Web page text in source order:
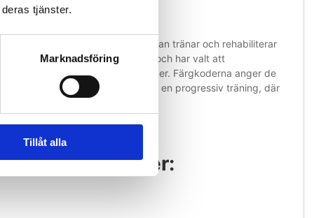
tjänster.
Marknadsföring
Tillåt alla
till 500 % av sin längd. När man tränar och rehabiliterar
på mellan 0 % till 200 %. FYSIA och har valt att
är indelat i färgkoder. Färgkoderna anger de
nivåerna skapar möjligheten för en progressiv träning, där
m - egenskaper: